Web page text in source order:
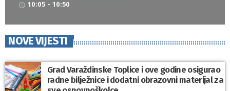
access_time 10:05 - 10:50
NOVE VIJESTI
Grad Varaždinske Toplice i ove godine osigurao
radne bilježnice i dodatni obrazovni materijal za